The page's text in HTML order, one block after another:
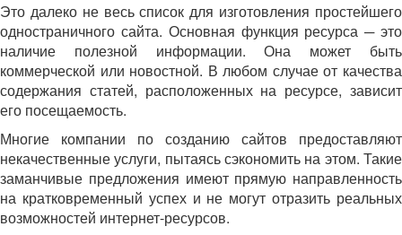
Это далеко не весь список для изготовления простейшего
одностраничного сайта. Основная функция ресурса ─ это
наличие полезной информации. Она может быть
коммерческой или новостной. В любом случае от качества
содержания статей, расположенных на ресурсе, зависит
его посещаемость.
Многие компании по созданию сайтов предоставляют
некачественные услуги, пытаясь сэкономить на этом. Такие
заманчивые предложения имеют прямую направленность
на кратковременный успех и не могут отразить реальных
возможностей интернет-ресурсов.